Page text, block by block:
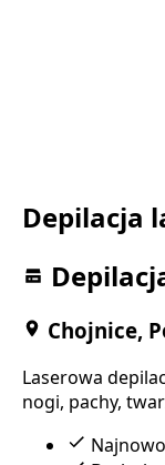
Depilacja
Chojnice,
Laserowa
nogi, pachy,